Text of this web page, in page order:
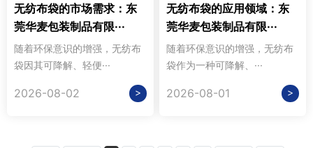
无纺布袋的市场需求：东
莞华麦包装制品有限···
随着环保意识的增强，无纺布
袋因其可降解、轻便···
2026-08-02 >
无纺布袋的应用领域：东
莞华麦包装制品有限···
随着环保意识的增强，无纺布
袋作为一种可降解、···
2026-08-01 >